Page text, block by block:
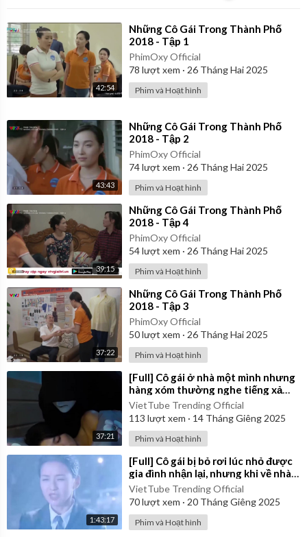
42:54
⁣Những Cô Gái Trong Thành Phố
2018 - Tập 1
PhimOxy Official
78 lượt xem · 26 Tháng Hai 2025
Phim và Hoạt hình
43:43
⁣Những Cô Gái Trong Thành Phố
2018 - Tập 2
PhimOxy Official
74lượt xem · 26 Tháng Hai 2025
Phim và Hoạt hình
39:15
⁣Những Cô Gái Trong Thành Phố
2018 - Tập 4
PhimOxy Official
54lượt xem · 26 Tháng Hai 2025
Phim và Hoạt hình
37:22
⁣Những Cô Gái Trong Thành Phố
2018 - Tập 3
PhimOxy Official
50lượt xem · 26 Tháng Hai 2025
Phim và Hoạt hình
37:21
⁣[Full] Cô gái ở nhà một mình nhưng
hàng xóm thường nghe tiếng xả
nước ở nhà cô lúc 1 giờ khuya
VietTube Trending Official
113 lượt xem · 14 Tháng Giêng 2025
Phim và Hoạt hình
1:43:17
⁣[Full] Cô gái bị bỏ rơi lúc nhỏ được
gia đình nhận lại, nhưng khi về nhà
thì bị đối xử tệ bạc
VietTube Trending Official
70lượt xem · 20 Tháng Giêng 2025
Phim và Hoạt hình